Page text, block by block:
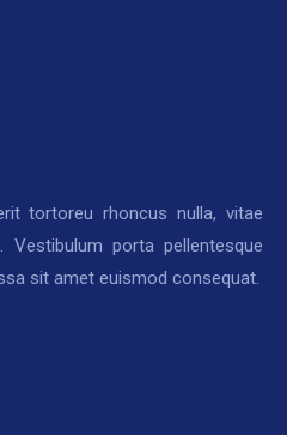
tortoreu rhoncus nulla, vitae
Vestibulum porta pellentesque
sit amet euismod consequat.